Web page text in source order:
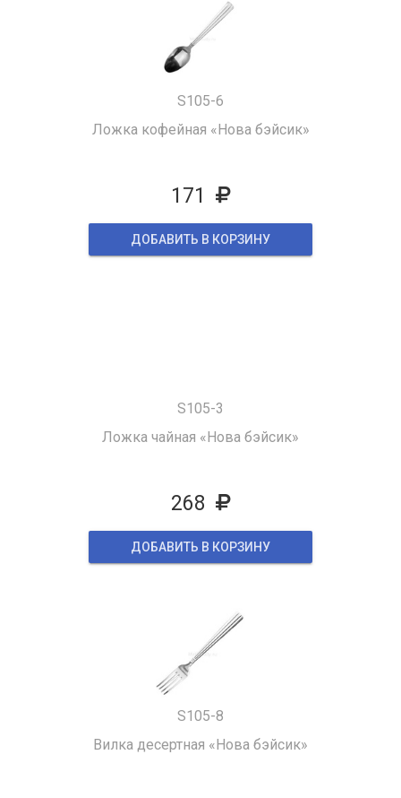
S105-6
Ложка кофейная «Нова бэйсик»
171
ДОБАВИТЬ В КОРЗИНУ
S105-3
Ложка чайная «Нова бэйсик»
268
ДОБАВИТЬ В КОРЗИНУ
S105-8
Вилка десертная «Нова бэйсик»